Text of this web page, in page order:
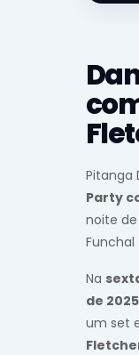
Pitanga
Party
noite
Funchal
Na
de 2025
um set